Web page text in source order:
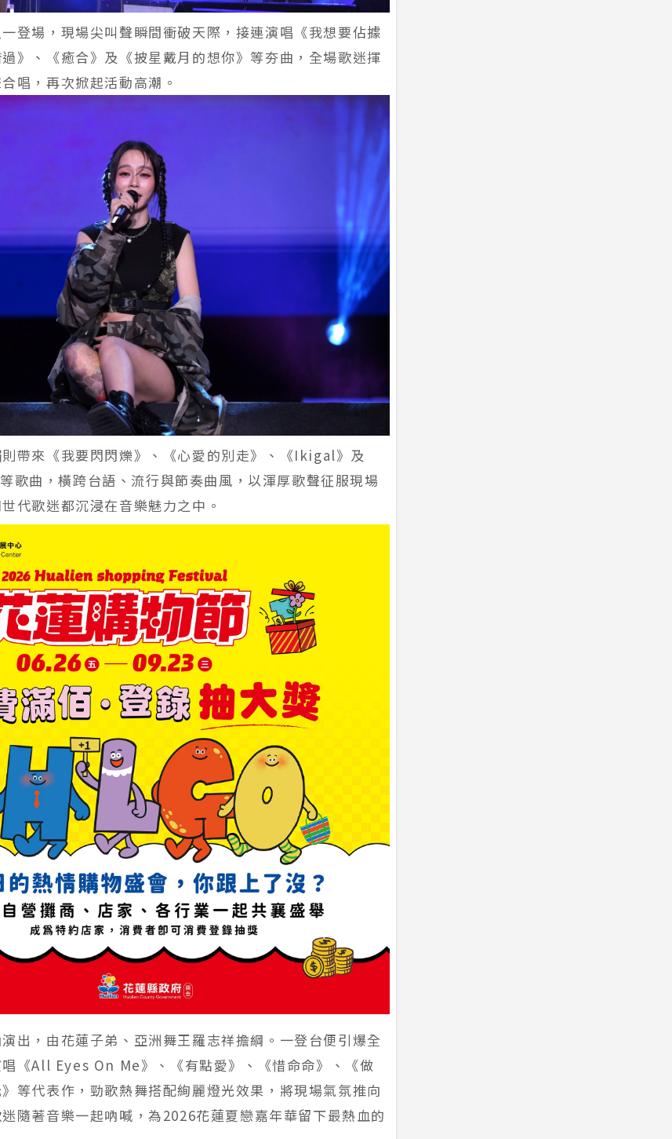
登場，現場尖叫聲瞬間衝破天際，接連演唱《我想要佔據
》、《癒合》及《披星戴月的想你》等夯曲，全場歌迷揮
唱，再次掀起活動高潮。
帶來《我要閃閃爍》、《心愛的別走》、《Ikigal》及
歌曲，橫跨台語、流行與節奏曲風，以渾厚歌聲征服現場
代歌迷都沉浸在音樂魅力之中。
出，由花蓮子弟、亞洲舞王羅志祥擔綱。一登台便引爆全
《All Eyes On Me》、《有點愛》、《惜命命》、《做
等代表作，勁歌熱舞搭配絢麗燈光效果，將現場氣氛推向
隨著音樂一起吶喊，為2026花蓮夏戀嘉年華留下最熱血的